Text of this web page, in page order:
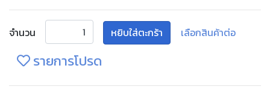
จำนวน หยิบใส่ตะกร้า เลือกสินค้าต่อ
รายการโปรด